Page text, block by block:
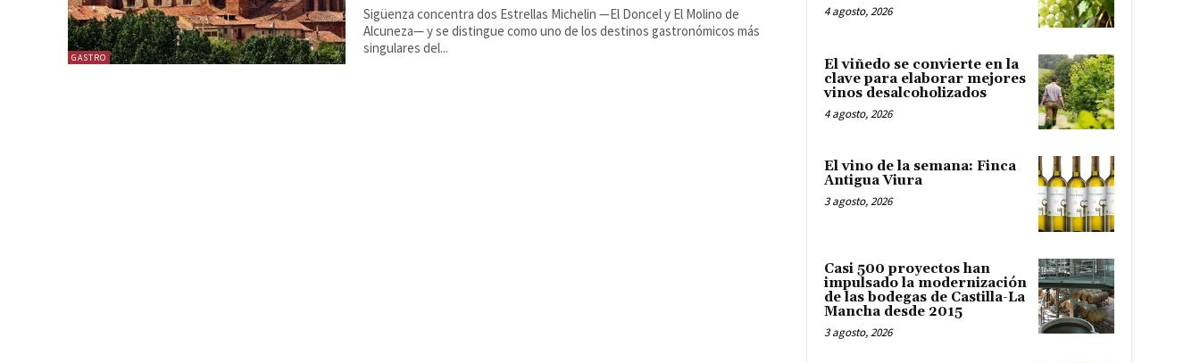
GASTRO
Sigüenza concentra dos Estrellas Michelin —El Doncel y El Molino de
Alcuneza— y se distingue como uno de los destinos gastronómicos más
singulares del...
4 agosto, 2026
El viñedo se convierte en la
clave para elaborar mejores
vinos desalcoholizados
4 agosto, 2026
El vino de la semana: Finca
Antigua Viura
3 agosto, 2026
Casi 500 proyectos han
impulsado la modernización
de las bodegas de Castilla-La
Mancha desde 2015
3 agosto, 2026